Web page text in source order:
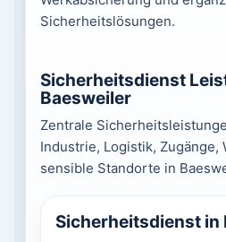
Sicherheitslösungen.
Sicherheitsdienst
Baesweiler
Zentrale
Industrie, Logistik, Zugänge,
sensible Standorte in
Sicherheitsdienst in